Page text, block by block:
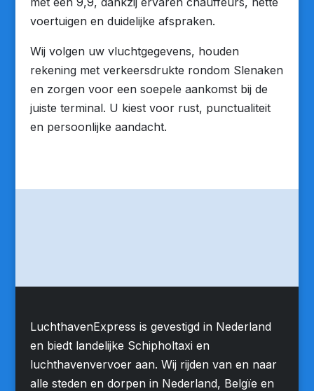
voertuigen en duidelijke afspraken.
Wij volgen uw vluchtgegevens, houden
rekening met verkeersdrukte rondom Slenaken
en zorgen voor een soepele aankomst bij de
juiste terminal. U kiest voor rust, punctualiteit
en persoonlijke aandacht.
LuchthavenExpress is gevestigd in Nederland
en biedt landelijke Schipholtaxi en
luchthavenvervoer aan. Wij rijden van en naar
alle steden en dorpen in Nederland, Belgïe en